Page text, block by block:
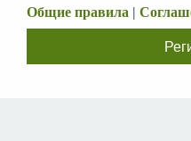
Общие правила |